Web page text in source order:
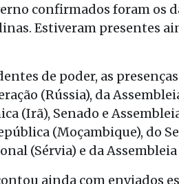
confirmados foram os
Estiveram presentes
de poder, as
(Rússia), da
(Irã), Senado e
(Moçambique), do
(Sérvia) e da
ainda com enviados